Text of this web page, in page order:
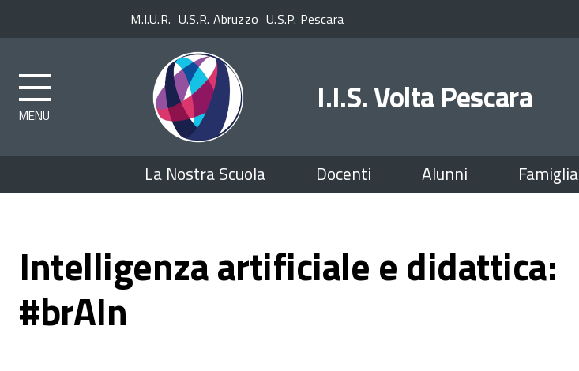
Enti
superiori
M.I.U.R. U.S.R. Abruzzo U.S.P. Pescara
I.I.S. Volta Pescara
menu
La Nostra Scuola Docenti Alunni Famiglia
Intelligenza artificiale e didattica:
#brAIn